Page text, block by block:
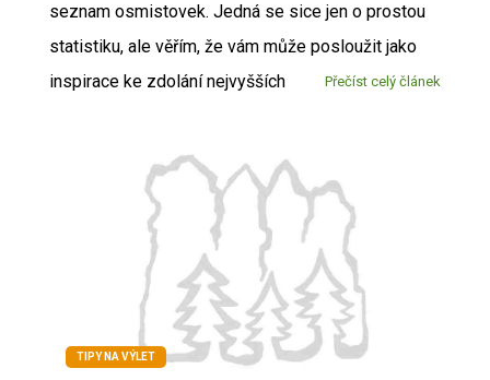
seznam osmistovek. Jedná se sice jen o prostou
statistiku, ale věřím, že vám může posloužit jako
inspirace ke zdolání nejvyšších
Přečíst celý článek
TIPY NA VÝLET